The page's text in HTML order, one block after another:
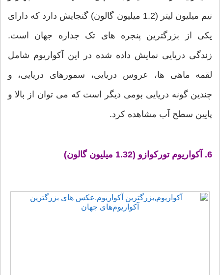
نیم میلیون لیتر (1.2 میلیون گالون) گنجایش دارد که دارای
یکی از بزرگترین پنجره های تک جداره جهان است.
زندگی دریایی نمایش داده شده در این آکواریوم شامل
لقمه ماهی ها، عروس دریایی، سمورهای دریایی، و
چندین گونه دریایی بومی دیگر است که می توان از بالا و
پایین سطح آب مشاهده کرد.
6. آکواریوم تورکوازو (1.32 میلیون گالون)